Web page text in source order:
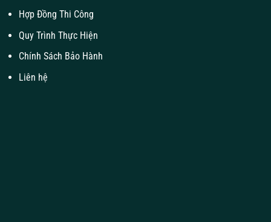
Hợp Đồng Thi Công
Quy Trình Thực Hiện
Chính Sách Bảo Hành
Liên hệ